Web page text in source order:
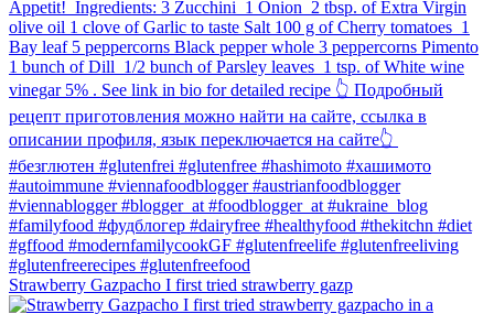
Strawberry Gazpacho⁠ I first tried strawberry gazp